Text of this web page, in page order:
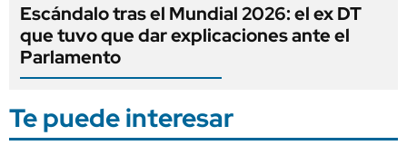
Escándalo tras el Mundial 2026: el ex DT
que tuvo que dar explicaciones ante el
Parlamento
Te puede interesar